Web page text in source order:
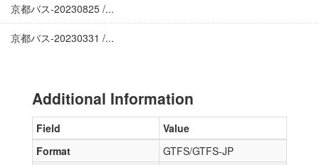
京都バス-20230825 /...
京都バス-20230331 /...
Additional Information
Field
Value
Format
GTFS/GTFS-JP